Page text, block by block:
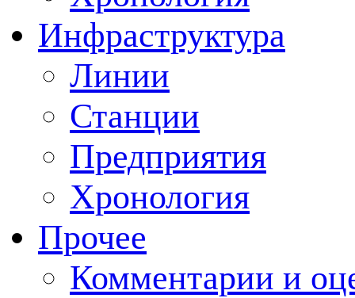
Инфраструктура
Линии
Станции
Предприятия
Хронология
Прочее
Комментарии и